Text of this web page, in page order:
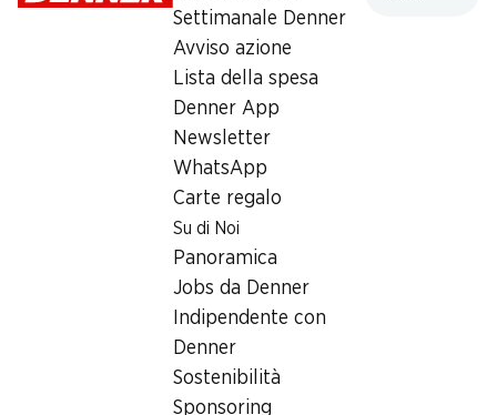
Settimanale Denner
Avviso azione
Lista della spesa
Denner App
Newsletter
WhatsApp
Carte regalo
Su di Noi
Panoramica
Jobs da Denner
Indipendente con
Denner
Sostenibilità
Sponsoring
Altri clienti hanno acquistato